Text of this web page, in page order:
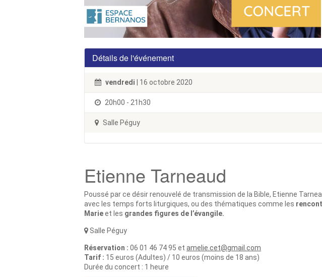
Détails de l'événement
vendredi | 16 octobre 2020
20h00 - 21h30
Salle Péguy
Etienne Tarneaud
Poussé par ce désir renouvelé de transmission de la Bible, Etienne
avec les temps forts liturgiques, ou des thématiques comme les
Marieet les grandes figures de l’évangile.
Salle Péguy
Réservation : 06 01 46 74 95 et amelie.cet@gmail.com
Tarif : 15 euros (Adultes) / 10 euros (moins de 18 ans)
Durée du concert : 1 heure